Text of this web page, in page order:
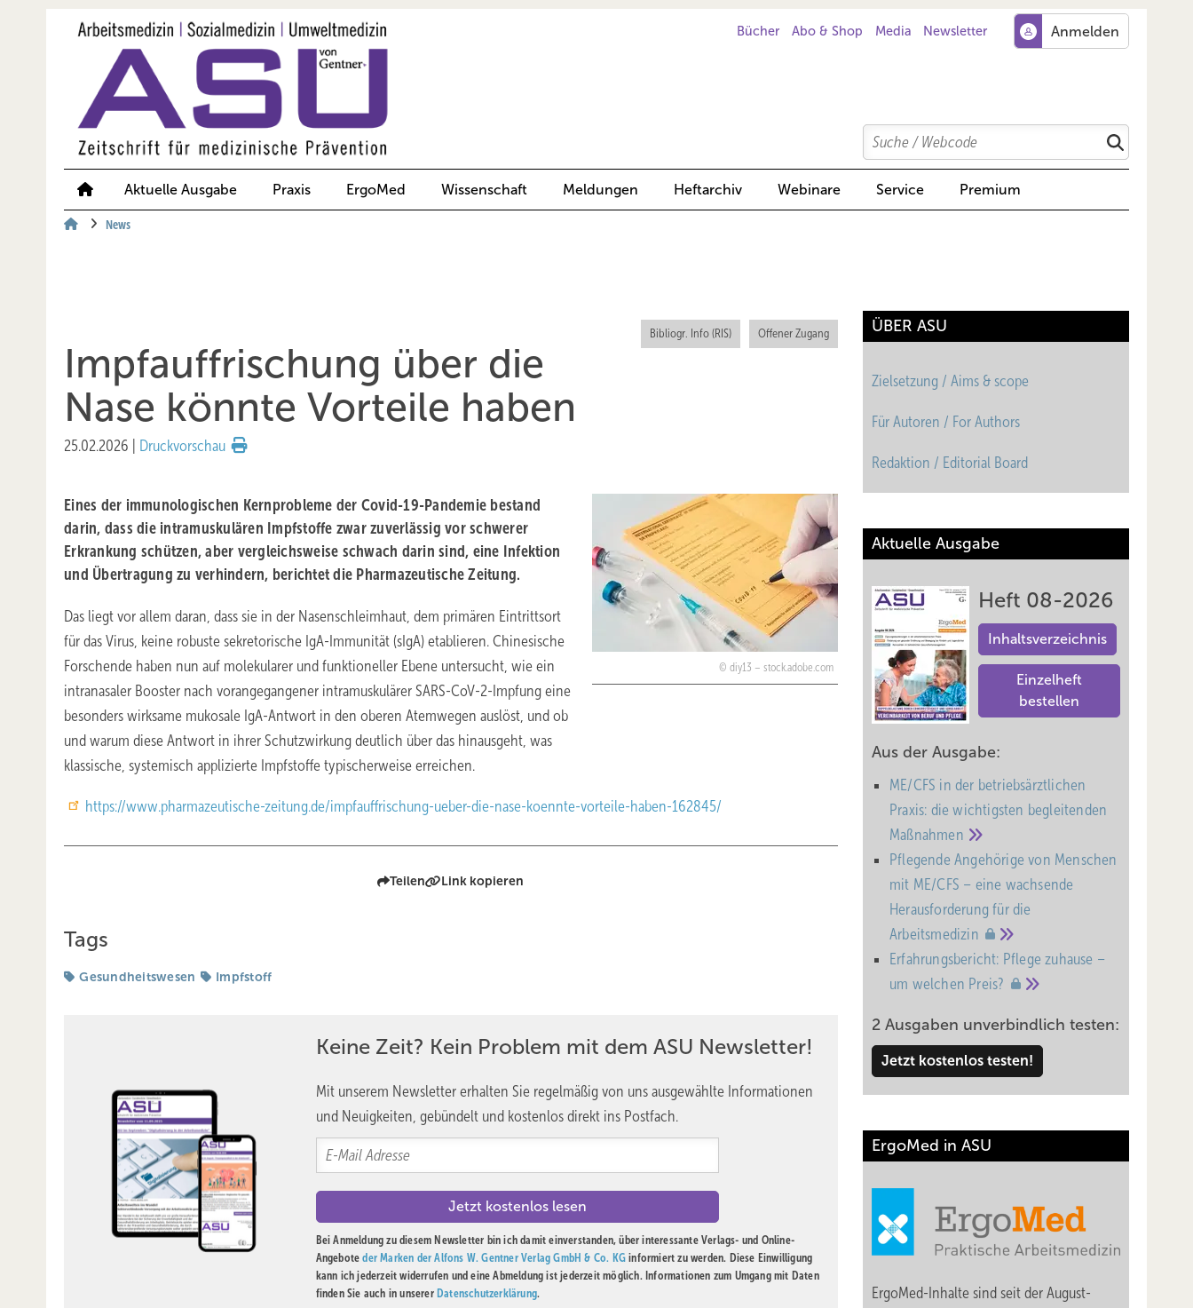
Bücher Abo & Shop Media Newsletter
Search
Suchen
Aktuelle Ausgabe Praxis ErgoMed Wissenschaft Meldungen Heftarchiv Webinare Service Premium
News
Bibliogr. Info (RIS) Offener Zugang
Impfauffrischung über die
Nase könnte Vorteile haben
25.02.2026 Druckvorschau
diy13 – stock.adobe.com
Eines der immunologischen Kernprobleme der Covid-19-Pandemie bestand
darin, dass die intramuskulären Impfstoffe zwar zuverlässig vor schwerer
Erkrankung schützen, aber vergleichsweise schwach darin sind, eine Infektion
und Übertragung zu verhindern, berichtet die Pharmazeutische Zeitung.
Das liegt vor allem daran, dass sie in der Nasenschleimhaut, dem primären Eintrittsort
für das Virus, keine robuste sekretorische IgA-Immunität (sIgA) etablieren. Chinesische
Forschende haben nun auf molekularer und funktioneller Ebene untersucht, wie ein
intranasaler Booster nach vorangegangener intramuskulärer SARS-CoV-2-Impfung eine
besonders wirksame mukosale IgA-Antwort in den oberen Atemwegen auslöst, und ob
und warum diese Antwort in ihrer Schutzwirkung deutlich über das hinausgeht, was
klassische, systemisch applizierte Impfstoffe typischerweise erreichen.
https://www.pharmazeutische-zeitung.de/impfauffrischung-ueber-die-nase-koennte-vorteile-haben-162845/
Teilen Link kopieren
Tags
Gesundheitswesen Impfstoff
Keine Zeit? Kein Problem mit dem ASU Newsletter!
Mit unserem Newsletter erhalten Sie regelmäßig von uns ausgewählte Informationen
und Neuigkeiten, gebündelt und kostenlos direkt ins Postfach.
Bei Anmeldung zu diesem Newsletter bin ich damit einverstanden, über interessante Verlags- und Online-
Angeboteder Marken der Alfons W. Gentner Verlag GmbH & Co. KG informiert zu werden. Diese Einwilligung
kann ich jederzeit widerrufen und eine Abmeldung ist jederzeit möglich. Informationen zum Umgang mit Daten
finden Sie auch in unserer Datenschutzerklärung.
ÜBER ASU
Zielsetzung / Aims & scope
Für Autoren / For Authors
Redaktion / Editorial Board
Aktuelle Ausgabe
Heft 08-2026
Inhaltsverzeichnis
Einzelheft
bestellen
Aus der Ausgabe:
ME/CFS in der betriebsärztlichen
Praxis: die wichtigsten begleitenden
Maßnahmen
Pflegende Angehörige von Menschen
mit ME/CFS – eine wachsende
Heraus­forderung für die
Arbeitsmedizin
Erfahrungsbericht: Pflege zuhause –
um welchen Preis?
2 Ausgaben unverbindlich testen:
Jetzt kostenlos testen!
ErgoMed in ASU
ErgoMed-Inhalte sind seit der August-